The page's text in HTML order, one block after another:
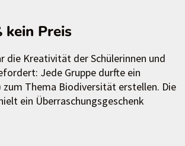
kein Preis
die Kreativität der Schülerinnen und
Jede Gruppe durfte ein
zum Thema Biodiversität erstellen. Die
ein Überraschungsgeschenk